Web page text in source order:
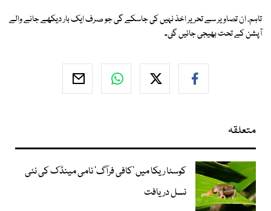
تاہم، ان تصاویر سے تحریر اخذ نہیں کی جاسکے گی جو صرف ایک بار دیکھے جانے والے
آپشن کے تحت بھیجی جائیں گئ۔
متعلقہ
کوسٹا ریکا میں 'کافی فرآگ' نامی مینڈک کی نئی
نسل دریافت